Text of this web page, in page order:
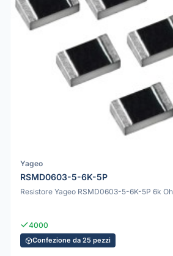
Yageo
RSMD0603-5-6K-5P
Resistore Yageo RSMD0603-5-6K-5P 6k
4000
Confezione da 25 pezzi